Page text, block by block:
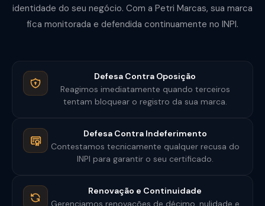
identidade do seu negócio. Com a Petri Marcas, sua marca
fica monitorada e defendida continuamente no INPI.
Defesa Contra Oposição
Reagimos imediatamente quando terceiros
tentam bloquear o registro da sua marca.
Defesa Contra Indeferimento
Contestamos tecnicamente qualquer recusa do
INPI para garantir o seu certificado.
Renovação e Continuidade
Gerenciamos renovações de décimo, nulidade e